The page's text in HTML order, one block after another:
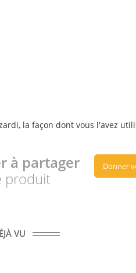
la façon dont vous l'avez
à partager
produit
Donner
VU